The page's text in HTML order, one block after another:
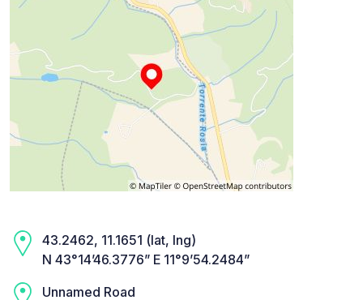
43.2462, 11.1651 (lat, lng)
N 43°14’46.3776” E 11°9’54.2484”
Unnamed Road